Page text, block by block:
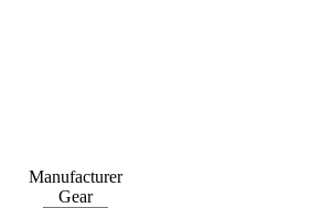
Manufacturer
Gear